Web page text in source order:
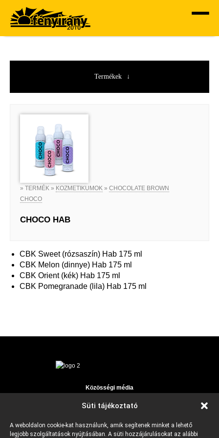
Süti tájékoztató
A weboldalon cookie-kat használunk, amik segítenek minket a lehető
legjobb szolgáltatások nyújtásában. A süti hozzájárulásokat az alábbi
Termékek
» TERMÉK » KOZMETIKUMOK » CHOCOLATE BROWN
CHOCO
CHOCO HAB
CBK Sweet (rózsaszín) Hab 175 ml
CBK Melon (dinnye) Hab 175 ml
CBK Orient (kék) Hab 175 ml
CBK Pomegranade (lila) Hab 175 ml
Közösségi média
Instagram
fenyirany@fenyirany.hu+36309457608